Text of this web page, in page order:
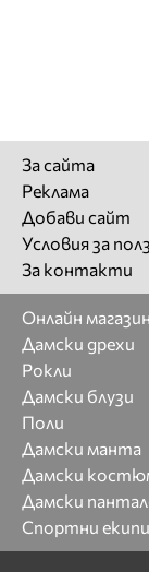
За сайта
Реклама
Добави сайт
Условия за
За контакти
Онлайн магазин
Дамски дрехи
Рокли
Дамски блузи
Поли
Дамски манта
Дамски
Дамски
Спортни екипи